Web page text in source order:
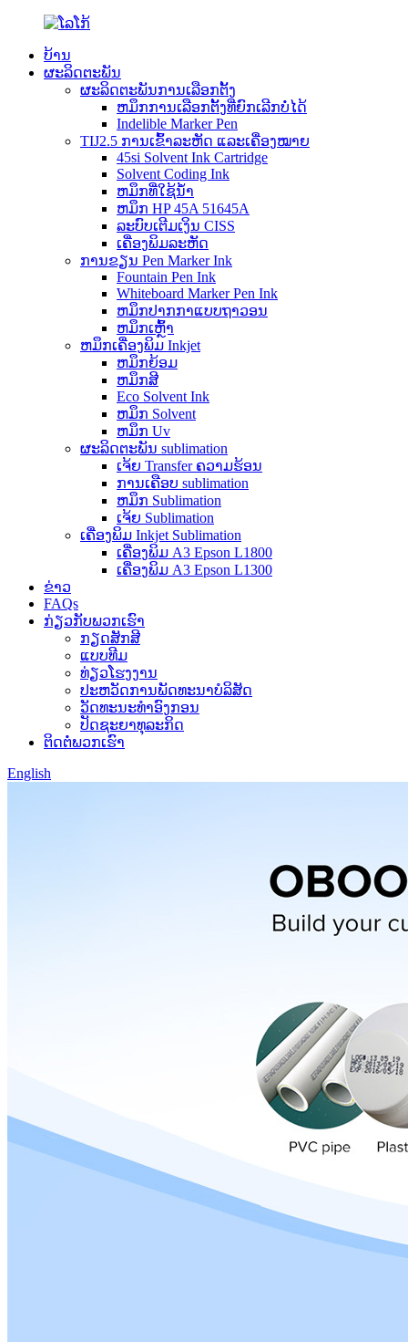
ບ້ານ
ຜະລິດຕະພັນ
ຜະລິດຕະພັນການເລືອກຕັ້ງ
ຫມຶກການເລືອກຕັ້ງທີ່ຍົກເລີກບໍ່ໄດ້
Indelible Marker Pen
TIJ2.5 ການເຂົ້າລະຫັດ ແລະເຄື່ອງໝາຍ
45si Solvent Ink Cartridge
Solvent Coding Ink
ຫມຶກທີ່ໃຊ້ນ້ໍາ
ຫມຶກ HP 45A 51645A
ລະບົບເຕີມເງິນ CISS
ເຄື່ອງພິມລະຫັດ
ການຂຽນ Pen Marker Ink
Fountain Pen Ink
Whiteboard Marker Pen Ink
ຫມຶກປາກກາແບບຖາວອນ
ຫມຶກເຫຼົ້າ
ຫມຶກເຄື່ອງພິມ Inkjet
ຫມຶກຍ້ອມ
ຫມຶກສີ
Eco Solvent Ink
ຫມຶກ Solvent
ຫມຶກ Uv
ຜະລິດຕະພັນ sublimation
ເຈ້ຍ Transfer ຄວາມຮ້ອນ
ການເຄືອບ sublimation
ຫມຶກ Sublimation
ເຈ້ຍ Sublimation
ເຄື່ອງພິມ Inkjet Sublimation
ເຄື່ອງພິມ A3 Epson L1800
ເຄື່ອງພິມ A3 Epson L1300
ຂ່າວ
FAQs
ກ່ຽວກັບພວກເຮົາ
ກຽດສັກສີ
ແບບທີມ
ທ່ຽວໂຮງງານ
ປະຫວັດການພັດທະນາບໍລິສັດ
ວັດທະນະທໍາອົງກອນ
ປັດຊະຍາທຸລະກິດ
ຕິດຕໍ່ພວກເຮົາ
English